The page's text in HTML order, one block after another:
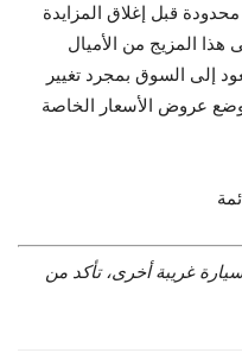
قبل إغلاق المزايدة
المزيج من الأميال
إلى السوق بمجرد تغيير
عروض الأسعار الخاصة
غريبة أخرى،تأكد من